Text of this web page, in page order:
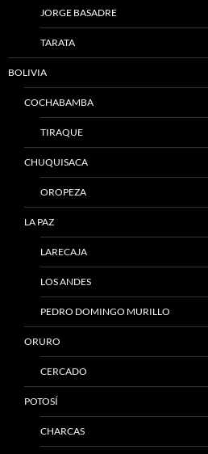
JORGE BASADRE
TARATA
BOLIVIA
COCHABAMBA
TIRAQUE
CHUQUISACA
OROPEZA
LA PAZ
LARECAJA
LOS ANDES
PEDRO DOMINGO MURILLO
ORURO
CERCADO
POTOSÍ
CHARCAS